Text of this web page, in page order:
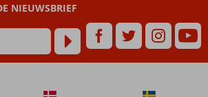
NIEUWSBRIEF